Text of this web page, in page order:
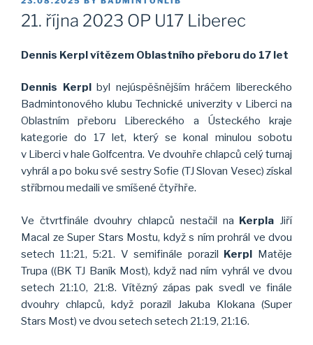
ON
21. října 2023 OP U17 Liberec
Dennis Kerpl vítězem Oblastního přeboru do 17 let
Dennis Kerplbyl nejúspěšnějším hráčem libereckého
Badmintonového klubu Technické univerzity v Liberci na
Oblastním přeboru Libereckého a Ústeckého kraje
kategorie do 17 let, který se konal minulou sobotu
v Liberci v hale Golfcentra. Ve dvouhře chlapců celý turnaj
vyhrál a po boku své sestry Sofie (TJ Slovan Vesec) získal
stříbrnou medaili ve smíšené čtyřhře.
Ve čtvrtfinále dvouhry chlapců nestačil na Kerpla
Jiří
Macal ze Super Stars Mostu, když s ním prohrál ve dvou
setech 11:21, 5:21. V semifinále porazil Kerpl Matěje
Trupa ((BK TJ Baník Most), když nad ním vyhrál ve dvou
setech 21:10, 21:8. Vítězný zápas pak svedl ve finále
dvouhry chlapců, když porazil Jakuba Klokana (Super
Stars Most) ve dvou setech setech 21:19, 21:16.